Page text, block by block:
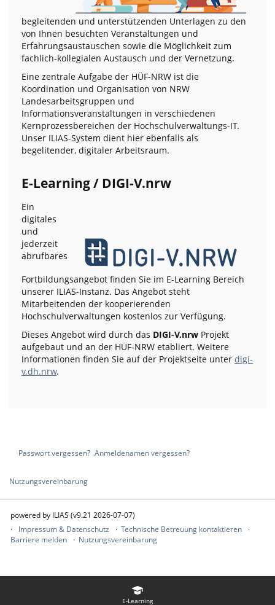
E-Learning
begleitenden und unterstützenden Unterlagen zu den
von Ihnen besuchten Veranstaltungen und
Erfahrungsaustauschen sowie die Möglichkeit zum
fachlich-kollegialen Austausch und der Vernetzung.
Eine zentrale Aufgabe der HÜF-NRW ist die
Koordination und Organisation von NRW
Landesarbeitsgruppen und
Informationsveranstaltungen in verschiedenen
Kernprozessbereichen der Hochschulverwaltungs-IT.
Unser ILIAS-System dient hier ebenfalls als
begelitender, digitaler Arbeitsraum.
E-Learning / DIGI-V.nrw
Ein
digitales
und
jederzeit
abrufbares
Fortbildungsangebot finden Sie im E-Learning Bereich
unserer ILIAS-Instanz. Das Angebot steht
Mitarbeitenden der kooperierenden
Hochschulverwaltungen kostenlos zur Verfügung.
Dieses Angebot wird durch das DIGI-V.nrw Projekt
aufgebaut und an der HÜF-NRW etabliert. Weitere
Informationen finden Sie auf der Projektseite unter digi-
v.dh.nrw.
Passwort vergessen? Anmeldenamen vergessen?
Nutzungsvereinbarung
powered by ILIAS (v9.21 2026-07-07)
Impressum & Datenschutz
Technische Betreuung kontaktieren
Barriere melden
Nutzungsvereinbarung